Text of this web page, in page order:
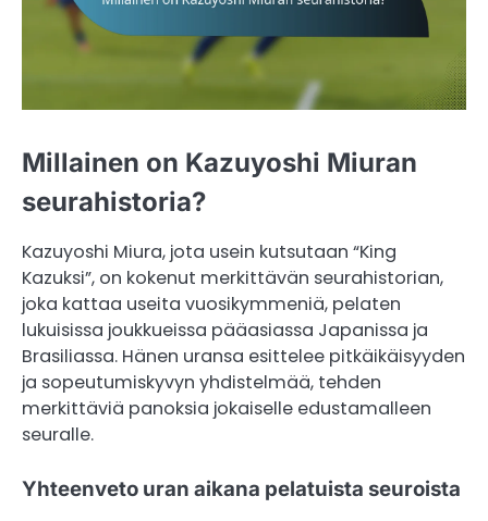
Millainen on Kazuyoshi Miuran
seurahistoria?
Kazuyoshi Miura, jota usein kutsutaan “King
Kazuksi”, on kokenut merkittävän seurahistorian,
joka kattaa useita vuosikymmeniä, pelaten
lukuisissa joukkueissa pääasiassa Japanissa ja
Brasiliassa. Hänen uransa esittelee pitkäikäisyyden
ja sopeutumiskyvyn yhdistelmää, tehden
merkittäviä panoksia jokaiselle edustamalleen
seuralle.
Yhteenveto uran aikana pelatuista seuroista